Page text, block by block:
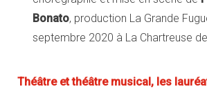
Bonato, production La Grande
septembre 2020 à La Chartreuse
Théâtre et théâtre musical, les